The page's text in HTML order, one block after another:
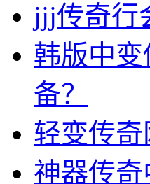
jjj传奇行
韩版中
备？
轻变传
神器传